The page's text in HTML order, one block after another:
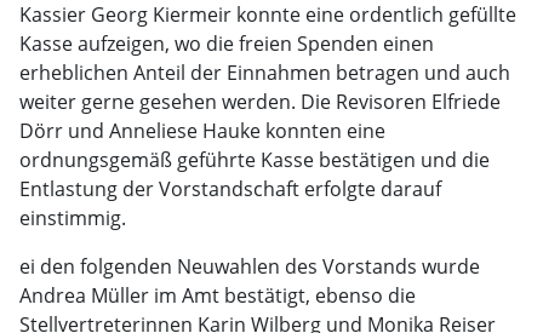
Kassier Georg Kiermeir konnte eine ordentlich gefüllte
Kasse aufzeigen, wo die freien Spenden einen
erheblichen Anteil der Einnahmen betragen und auch
weiter gerne gesehen werden. Die Revisoren Elfriede
Dörr und Anneliese Hauke konnten eine
ordnungsgemäß geführte Kasse bestätigen und die
Entlastung der Vorstandschaft erfolgte darauf
einstimmig.
ei den folgenden Neuwahlen des Vorstands wurde
Andrea Müller im Amt bestätigt, ebenso die
Stellvertreterinnen Karin Wilberg und Monika Reiser